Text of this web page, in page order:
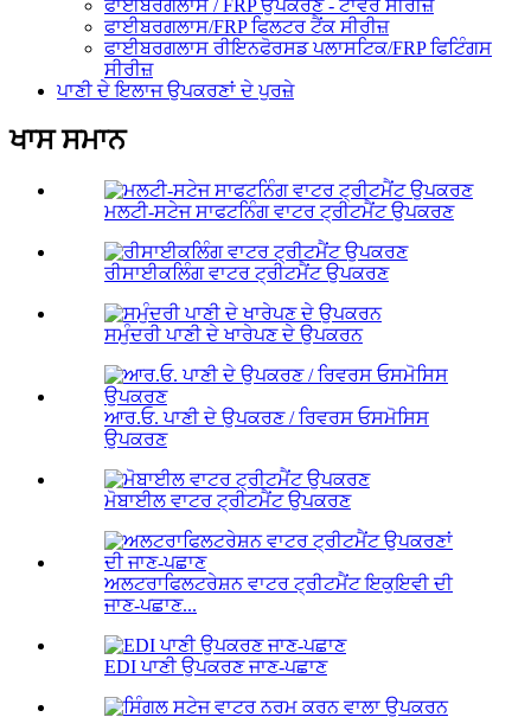
ਫਾਈਬਰਗਲਾਸ / FRP ਉਪਕਰਣ - ਟਾਵਰ ਸੀਰੀਜ਼
ਫਾਈਬਰਗਲਾਸ/FRP ਫਿਲਟਰ ਟੈਂਕ ਸੀਰੀਜ਼
ਫਾਈਬਰਗਲਾਸ ਰੀਇਨਫੋਰਸਡ ਪਲਾਸਟਿਕ/FRP ਫਿਟਿੰਗਸ
ਸੀਰੀਜ਼
ਪਾਣੀ ਦੇ ਇਲਾਜ ਉਪਕਰਣਾਂ ਦੇ ਪੁਰਜ਼ੇ
ਖਾਸ ਸਮਾਨ
ਮਲਟੀ-ਸਟੇਜ ਸਾਫਟਨਿੰਗ ਵਾਟਰ ਟ੍ਰੀਟਮੈਂਟ ਉਪਕਰਣ
ਰੀਸਾਈਕਲਿੰਗ ਵਾਟਰ ਟ੍ਰੀਟਮੈਂਟ ਉਪਕਰਣ
ਸਮੁੰਦਰੀ ਪਾਣੀ ਦੇ ਖਾਰੇਪਣ ਦੇ ਉਪਕਰਨ
ਆਰ.ਓ. ਪਾਣੀ ਦੇ ਉਪਕਰਣ / ਰਿਵਰਸ ਓਸਮੋਸਿਸ
ਉਪਕਰਣ
ਮੋਬਾਈਲ ਵਾਟਰ ਟ੍ਰੀਟਮੈਂਟ ਉਪਕਰਣ
ਅਲਟਰਾਫਿਲਟਰੇਸ਼ਨ ਵਾਟਰ ਟ੍ਰੀਟਮੈਂਟ ਇਕੁਇਵੀ ਦੀ
ਜਾਣ-ਪਛਾਣ...
EDI ਪਾਣੀ ਉਪਕਰਣ ਜਾਣ-ਪਛਾਣ